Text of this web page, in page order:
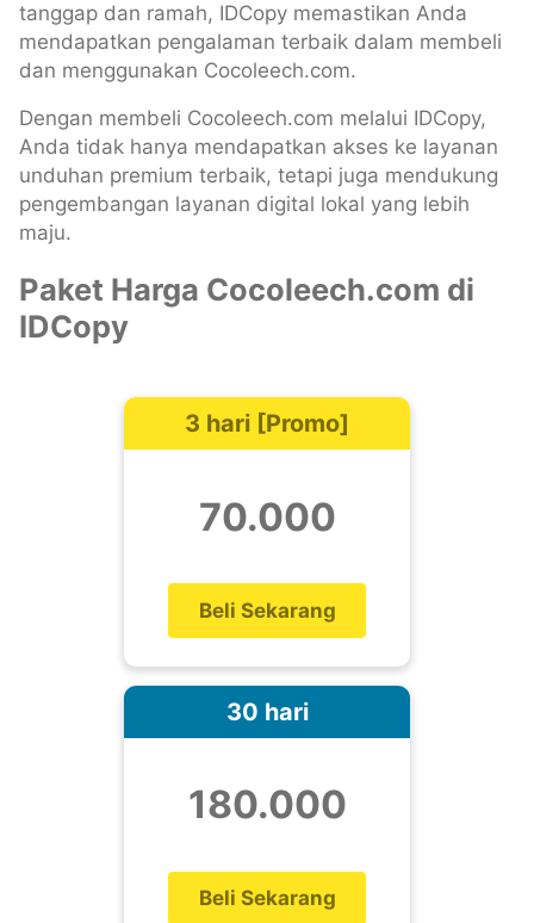
tanggap dan ramah, IDCopy memastikan Anda
mendapatkan pengalaman terbaik dalam membeli
dan menggunakan Cocoleech.com.
Dengan membeli Cocoleech.com melalui IDCopy,
Anda tidak hanya mendapatkan akses ke layanan
unduhan premium terbaik, tetapi juga mendukung
pengembangan layanan digital lokal yang lebih
maju.
Paket Harga Cocoleech.com di
IDCopy
3 hari [Promo]
70.000
Beli Sekarang
30 hari
180.000
Beli Sekarang